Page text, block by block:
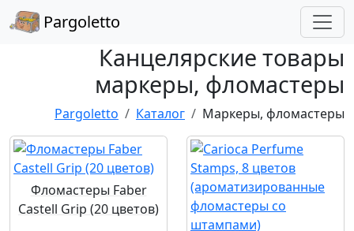
Pargoletto
Канцелярские товары
маркеры, фломастеры
Pargoletto Каталог Маркеры, фломастеры
Фломастеры Faber
Castell Grip (20 цветов)